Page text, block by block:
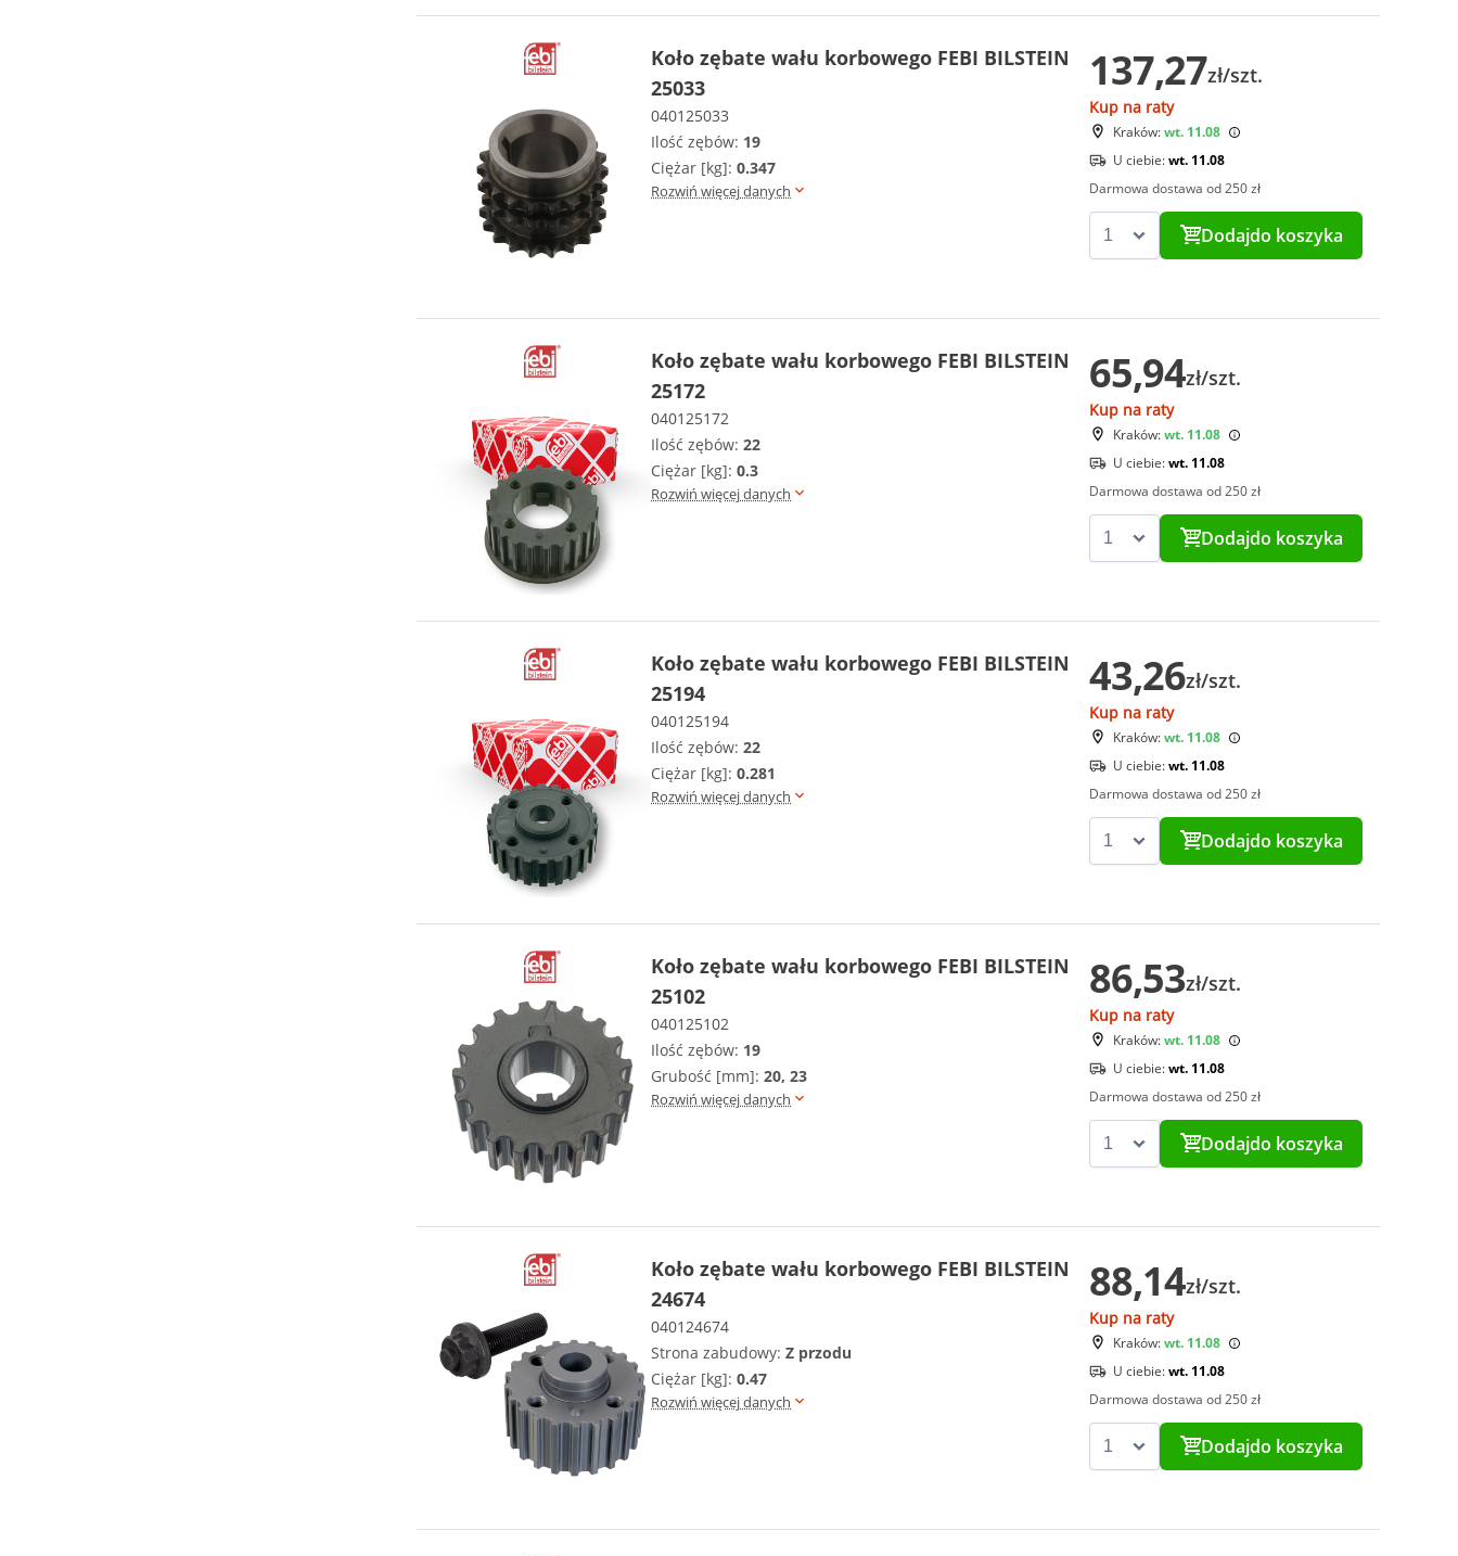
Koło zębate wału korbowego FEBI BILSTEIN
25033
040125033
Ilość zębów: 19
Ciężar [kg]: 0.347
Rozwiń więcej danych
137,27zł/szt.
Kup na raty
Kraków:wt. 11.08
U ciebie:wt. 11.08
Darmowa dostawa od 250 zł
Dodajdo koszyka
Koło zębate wału korbowego FEBI BILSTEIN
25172
040125172
Ilość zębów: 22
Ciężar [kg]: 0.3
Rozwiń więcej danych
65,94zł/szt.
Kup na raty
Kraków:wt. 11.08
U ciebie:wt. 11.08
Darmowa dostawa od 250 zł
Dodajdo koszyka
Koło zębate wału korbowego FEBI BILSTEIN
25194
040125194
Ilość zębów: 22
Ciężar [kg]: 0.281
Rozwiń więcej danych
43,26zł/szt.
Kup na raty
Kraków:wt. 11.08
U ciebie:wt. 11.08
Darmowa dostawa od 250 zł
Dodajdo koszyka
Koło zębate wału korbowego FEBI BILSTEIN
25102
040125102
Ilość zębów: 19
Grubość [mm]: 20, 23
Rozwiń więcej danych
86,53zł/szt.
Kup na raty
Kraków:wt. 11.08
U ciebie:wt. 11.08
Darmowa dostawa od 250 zł
Dodajdo koszyka
Koło zębate wału korbowego FEBI BILSTEIN
24674
040124674
Strona zabudowy: Z przodu
Ciężar [kg]: 0.47
Rozwiń więcej danych
88,14zł/szt.
Kup na raty
Kraków:wt. 11.08
U ciebie:wt. 11.08
Darmowa dostawa od 250 zł
Dodajdo koszyka